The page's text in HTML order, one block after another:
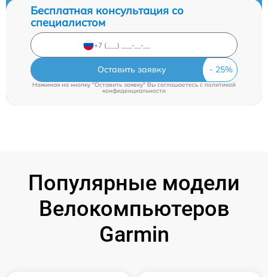
Бесплатная консультация со
специалистом
Оставить заявку
Нажимая на кнопку "Оставить заявку" Вы соглашаетесь cполитикой
конфиденциальности
Популярные модели
Велокомпьютеров
Garmin